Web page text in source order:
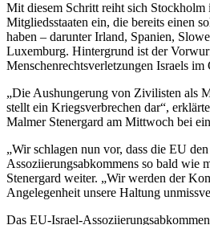
Mit diesem Schritt reiht sich
Mitgliedsstaaten ein, die bereits einen
haben – darunter Irland, Spanien,
Luxemburg. Hintergrund ist der
Menschenrechtsverletzungen Israels im
„Die Aushungerung von Zivilisten als
stellt ein Kriegsverbrechen dar“,
Malmer Stenergard am Mittwoch bei
„Wir schlagen nun vor, dass die EU
Assoziierungsabkommens so bald wie
Stenergard weiter. „Wir werden der
Angelegenheit unsere Haltung
Das EU-Israel-